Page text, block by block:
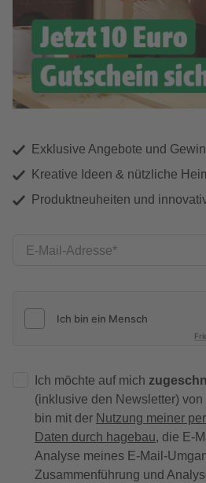
Exklusive Angebote und
Kreative Ideen & nützliche
Produktneuheiten und
E-Mail-Adresse
Ich möchte auf mich
(inklusive den Newsletter)
bin mit der Nutzung meiner
Daten durch hagebau, die E-
Analyse meines E-Mail-
Zusammenführung und